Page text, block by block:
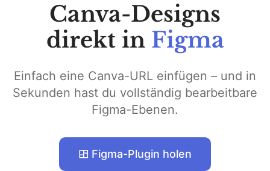
Canva-Designs
direkt in Figma
Einfach eine Canva-URL einfügen – und in
Sekunden hast du vollständig bearbeitbare
Figma-Ebenen.
Figma-Plugin holen